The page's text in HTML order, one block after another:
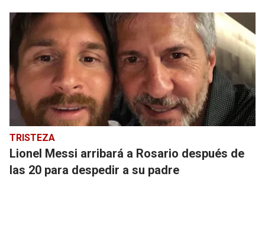
TRISTEZA
Lionel Messi arribará a Rosario después de
las 20 para despedir a su padre